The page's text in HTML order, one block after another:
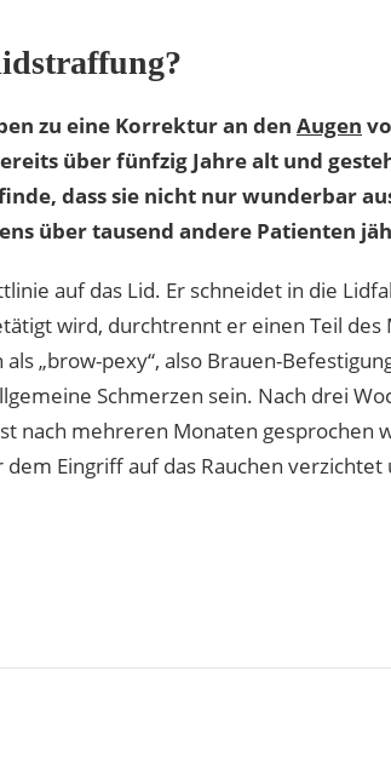
zu eine Korrektur an den Augen
über fünfzig Jahre alt und
dass sie nicht nur wunderbar
über tausend andere Patienten
auf das Lid. Er schneidet in die
wird, durchtrennt er einen Teil
„brow-pexy“, also Brauen-
Schmerzen sein. Nach drei
nach mehreren Monaten gesprochen
Eingriff auf das Rauchen